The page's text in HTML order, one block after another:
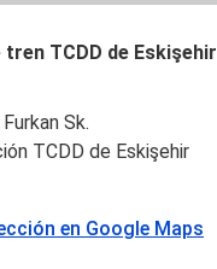
tren TCDD de Eskişehir
Sk.
TCDD de Eskişehir
en Google Maps